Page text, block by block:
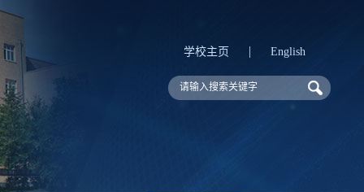
学校主页 | English